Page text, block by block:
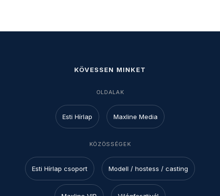
KÖVESSEN MINKET
OLDALAK
Esti Hírlap Maxline Media
KÖZÖSSÉGEK
Esti Hírlap csoport Modell / hostess / casting